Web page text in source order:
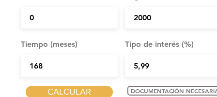
Tiempo (meses) Tipo de interés (%)
CALCULAR DOCUMENTACIÓN